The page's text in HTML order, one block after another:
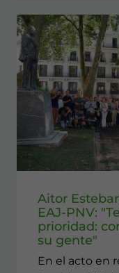
Aitor
EAJ-PNV:
prioridad:
su gente"
En el acto en